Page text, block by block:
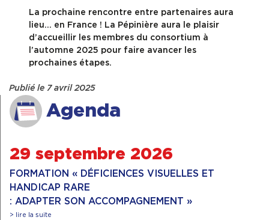
La prochaine rencontre entre partenaires aura
lieu… en France ! La Pépinière aura le plaisir
d’accueillir les membres du consortium à
l’automne 2025 pour faire avancer les
prochaines étapes.
Publié le 7 avril 2025
Agenda
29 septembre 2026
FORMATION « DÉFICIENCES VISUELLES ET
HANDICAP RARE
: ADAPTER SON ACCOMPAGNEMENT »
> lire la suite